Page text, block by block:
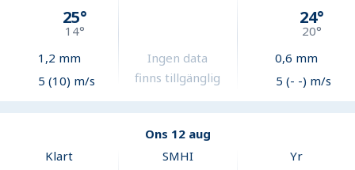
25°
14°
1,2 mm
5 (10) m/s
Ingen data
finns tillgänglig
24°
20°
0,6 mm
5 (- -) m/s
Ons 12 aug
Klart
SMHI Yr